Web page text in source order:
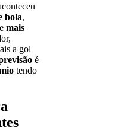
bola,
mais
a gol
é
tendo